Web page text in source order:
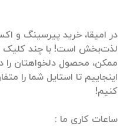
در امیقا، خرید پیرسینگ و
لذت‌بخش است! با چند کلیک
ممکن، محصول دلخواهتان را
اینجاییم تا استایل شما را